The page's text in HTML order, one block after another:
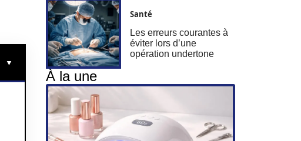
Santé
Les erreurs courantes à
éviter lors d’une
opération undertone
À la une